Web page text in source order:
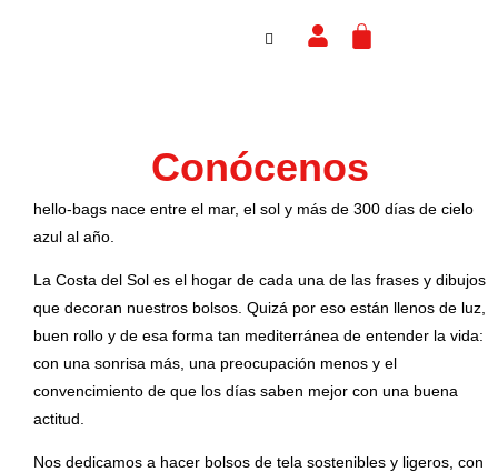
Cart
Conócenos
hello-bags nace entre el mar, el sol y más de 300 días de cielo
azul al año.
La Costa del Sol es el hogar de cada una de las frases y dibujos
que decoran nuestros bolsos. Quizá por eso están llenos de luz,
buen rollo y de esa forma tan mediterránea de entender la vida:
con una sonrisa más, una preocupación menos y el
convencimiento de que los días saben mejor con una buena
actitud.
Nos dedicamos a hacer bolsos de tela sostenibles y ligeros, con